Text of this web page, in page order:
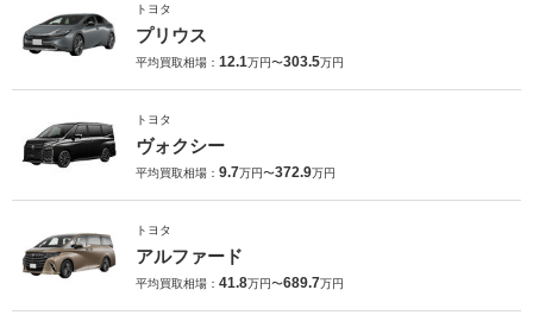
トヨタ
プリウス
平均買取相場： 12.1万円〜303.5万円
トヨタ
ヴォクシー
平均買取相場： 9.7万円〜372.9万円
トヨタ
アルファード
平均買取相場： 41.8万円〜689.7万円